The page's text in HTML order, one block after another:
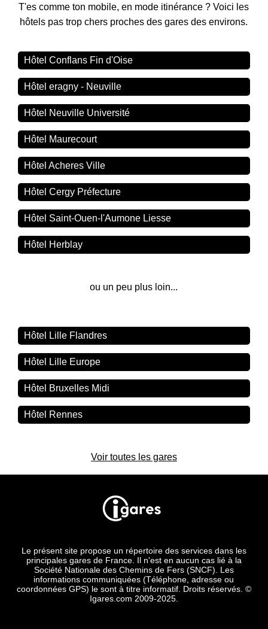
T'es comme ton mobile, en mode itinérance ? Voici les
hôtels pas trop chers proches des gares des environs.
Hôtel Conflans Fin d'Oise
Hôtel eragny - Neuville
Hôtel Neuville Université
Hôtel Maurecourt
Hôtel Acheres Ville
Hôtel Cergy Préfecture
Hôtel Saint-Ouen-l'Aumone Liesse
Hôtel Herblay
ou un peu plus loin...
Hôtel Lille Flandres
Hôtel Lille Europe
Hôtel Bruxelles Midi
Hôtel Rennes
Voir toutes les gares
Le présent site propose un répertoire des services dans les
principales gares de France. Il n'est en aucun cas lié à la
Société Nationale des Chemins de Fers (SNCF). Les
informations communiquées (Téléphone, adresse ou
coordonnées GPS) le sont à titre informatif. Droits réservés. ©
Igares.com 2009-2025.